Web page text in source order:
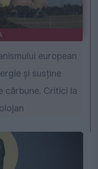
european
și susține
cărbune. Critici la